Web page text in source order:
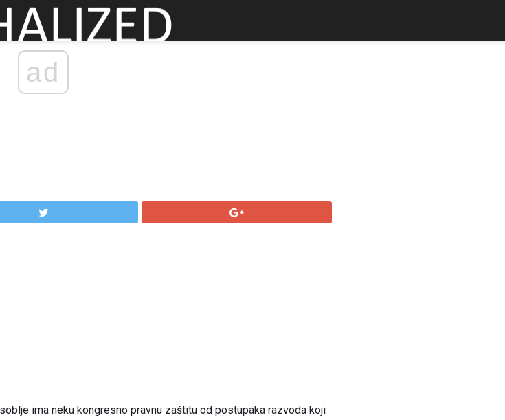
ad
ima neku kongresno pravnu zaštitu od postupaka razvoda koji